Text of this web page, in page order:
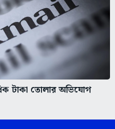
টাকা তোলার অভিযোগ